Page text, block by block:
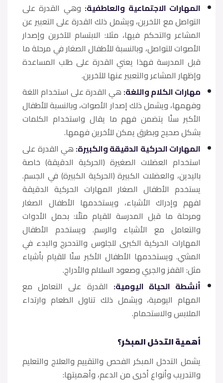
المهارات الاجتماعية والعاطفية: وهي القدرة على
التواصل مع الآخرين، ويشمل ذلك القدرة على التعبير عن
المشاعر والتحكم فيها، مثلا: الابتسام للآخرين وإصدار
الأصوات للتواصل، وبالنسبة للأطفال الصغار في مرحلة ما
قبل المدرسة فهذا يعني القدرة على طلب المساعدة
وإظهار المشاعر والتعبير عنها للآخرين.
مهارات الكلام واللغة: هي القدرة على استخدام اللغة
وفهمها، ويشمل ذلك إصدار الأصوات، وبالنسبة للأطفال
الأكبر سنًا يتضمن فهم ما يقال واستخدام الكلمات
بشكل صحيح وبطرق يمكن للأخرين فهمها.
المهارات الحركية الدقيقة والكبيرة: هي القدرة على
استخدام العضلات الصغيرة (الحركية الدقيقة) خاصة
باليدين، والعضلات الكبيرة (الحركية الكبيرة) في الجسم.
يستخدم الأطفال الصغار المهارات الحركية الدقيقة
لفهم وإدراك الأشياء، ويستخدمها الأطفال الصغار
ومرحلة ما قبل المدرسة للقيام مثلًا: بحمل الأدوات
والتعامل مع الأشياء والرسم. ويستخدم الأطفال
المهارات الحركية الكبرى للجلوس والتدحرج والبدء في
المشي. ويستخدمها الأطفال الأكبر سنًا للقيام بأشياء
مثل: القفز والجري وصعود السلالم والأدراج.
أنشطة الحياة اليومية: القدرة على التعامل مع
المهام اليومية، ويشمل ذلك تناول الطعام وارتداء
الملابس والاستحمام.
أهمية التدخل المبكر؟
يشمل التدخل المبكر الفحص والتقييم والعلاج والتعليم
والتدريب وأنواع أخرى من الدعم، وأهميتها: